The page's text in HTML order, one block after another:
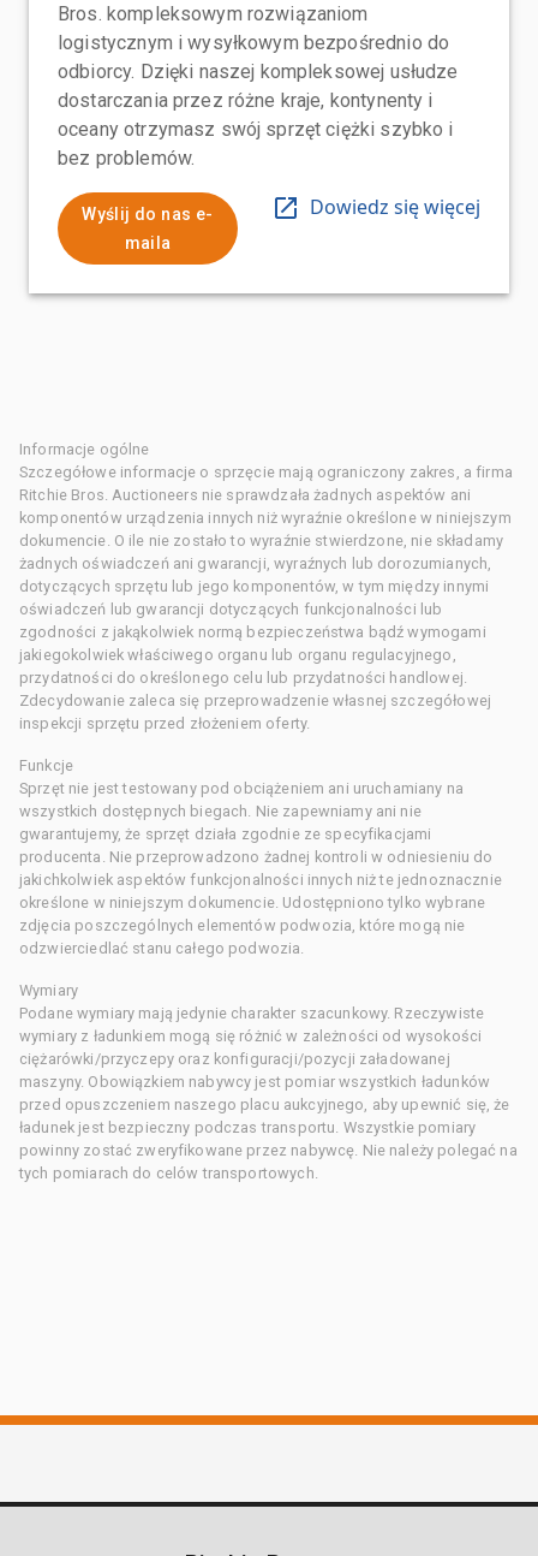
Bros. kompleksowym rozwiązaniom
logistycznym i wysyłkowym bezpośrednio do
odbiorcy. Dzięki naszej kompleksowej usłudze
dostarczania przez różne kraje, kontynenty i
oceany otrzymasz swój sprzęt ciężki szybko i
bez problemów.
Wyślij do nas e-
maila
Dowiedz się więcej
Informacje ogólne
Szczegółowe informacje o sprzęcie mają ograniczony zakres, a firma
Ritchie Bros. Auctioneers nie sprawdzała żadnych aspektów ani
komponentów urządzenia innych niż wyraźnie określone w niniejszym
dokumencie. O ile nie zostało to wyraźnie stwierdzone, nie składamy
żadnych oświadczeń ani gwarancji, wyraźnych lub dorozumianych,
dotyczących sprzętu lub jego komponentów, w tym między innymi
oświadczeń lub gwarancji dotyczących funkcjonalności lub
zgodności z jakąkolwiek normą bezpieczeństwa bądź wymogami
jakiegokolwiek właściwego organu lub organu regulacyjnego,
przydatności do określonego celu lub przydatności handlowej.
Zdecydowanie zaleca się przeprowadzenie własnej szczegółowej
inspekcji sprzętu przed złożeniem oferty.
Funkcje
Sprzęt nie jest testowany pod obciążeniem ani uruchamiany na
wszystkich dostępnych biegach. Nie zapewniamy ani nie
gwarantujemy, że sprzęt działa zgodnie ze specyfikacjami
producenta. Nie przeprowadzono żadnej kontroli w odniesieniu do
jakichkolwiek aspektów funkcjonalności innych niż te jednoznacznie
określone w niniejszym dokumencie. Udostępniono tylko wybrane
zdjęcia poszczególnych elementów podwozia, które mogą nie
odzwierciedlać stanu całego podwozia.
Wymiary
Podane wymiary mają jedynie charakter szacunkowy. Rzeczywiste
wymiary z ładunkiem mogą się różnić w zależności od wysokości
ciężarówki/przyczepy oraz konfiguracji/pozycji załadowanej
maszyny. Obowiązkiem nabywcy jest pomiar wszystkich ładunków
przed opuszczeniem naszego placu aukcyjnego, aby upewnić się, że
ładunek jest bezpieczny podczas transportu. Wszystkie pomiary
powinny zostać zweryfikowane przez nabywcę. Nie należy polegać na
tych pomiarach do celów transportowych.